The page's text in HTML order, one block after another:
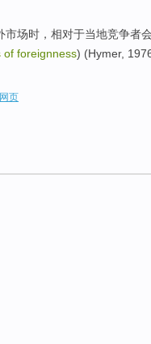
市场时，相对于当地竞争
of foreignness) (Hymer,
页